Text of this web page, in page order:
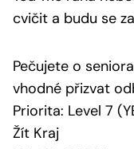
cvičit a budu se
Pečujete o
vhodné přizvat
Priorita: Level 7
Žít Kraj